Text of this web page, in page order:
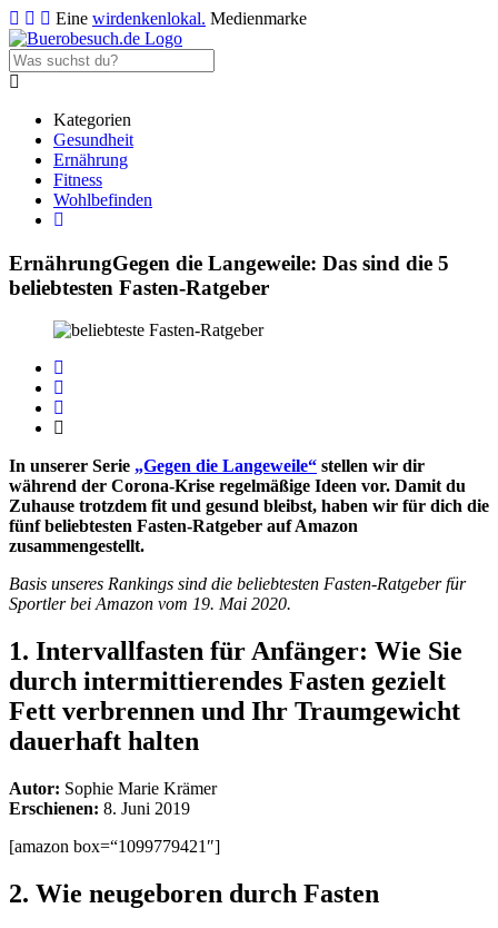
Eine wirdenkenlokal. Medienmarke
Kategorien
Gesundheit
Ernährung
Fitness
Wohlbefinden
ErnährungGegen die Langeweile: Das sind die 5
beliebtesten Fasten-Ratgeber
In unserer Serie „Gegen die Langeweile“ stellen wir dir
während der Corona-Krise regelmäßige Ideen vor. Damit du
Zuhause trotzdem fit und gesund bleibst, haben wir für dich die
fünf beliebtesten Fasten-Ratgeber auf Amazon
zusammengestellt.
Basis unseres Rankings sind die beliebtesten Fasten-Ratgeber für
Sportler bei Amazon vom 19. Mai 2020.
1. Intervallfasten für Anfänger: Wie Sie
durch intermittierendes Fasten gezielt
Fett verbrennen und Ihr Traumgewicht
dauerhaft halten
Autor: Sophie Marie Krämer
Erschienen: 8. Juni 2019
[amazon box=“1099779421″]
2. Wie neugeboren durch Fasten